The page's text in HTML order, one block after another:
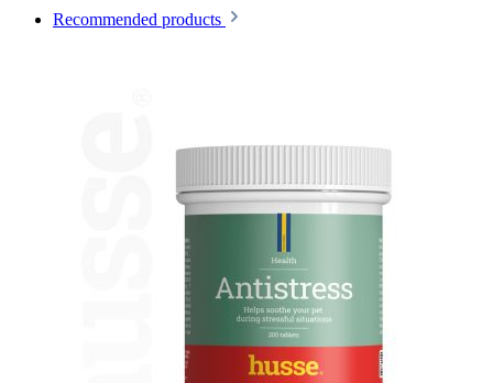
Recommended products